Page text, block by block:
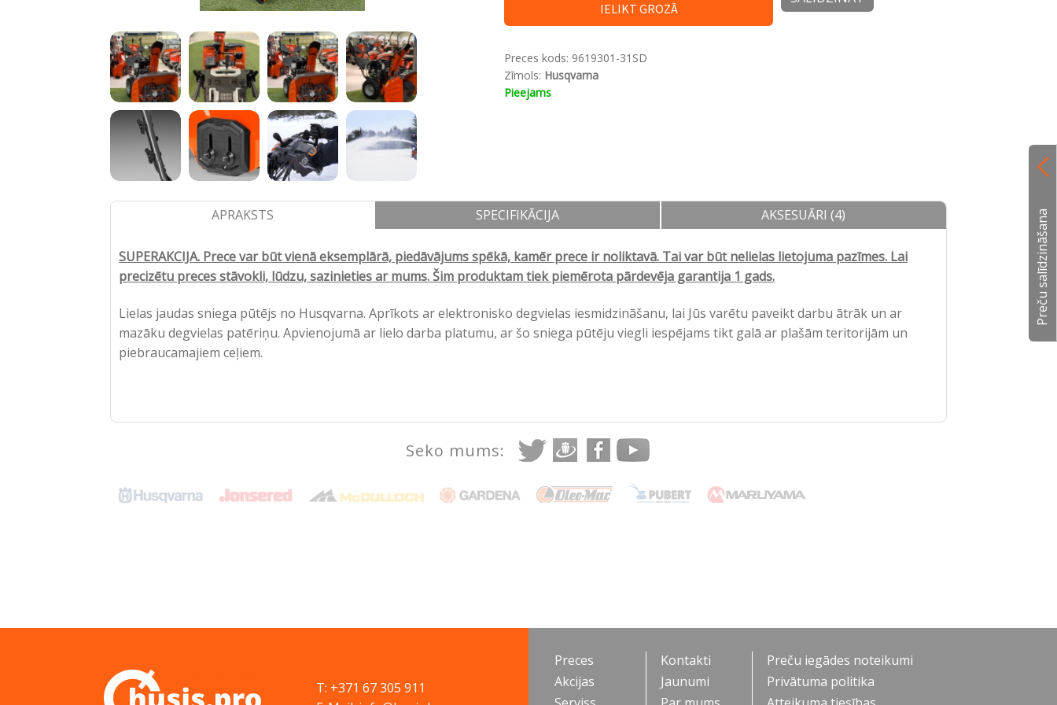
Preču salīdzināšana
IELIKT GROZĀ
Preces kods: 9619301-31SD
Zīmols: Husqvarna
Pieejams
APRAKSTS SPECIFIKĀCIJA AKSESUĀRI (4)
SUPERAKCIJA. Prece var būt vienā eksemplārā, piedāvājums spēkā, kamēr prece ir noliktavā. Tai var būt nelielas lietojuma pazīmes. Lai
precizētu preces stāvokli, lūdzu, sazinieties ar mums. Šim produktam tiek piemērota pārdevēja garantija 1 gads.
Lielas jaudas sniega pūtējs no Husqvarna. Aprīkots ar elektronisko degvielas iesmidzināšanu, lai Jūs varētu paveikt darbu ātrāk un ar
mazāku degvielas patēriņu. Apvienojumā ar lielo darba platumu, ar šo sniega pūtēju viegli iespējams tikt galā ar plašām teritorijām un
piebraucamajiem ceļiem.
Seko mums:
T: +371 67 305 911
Preces
Akcijas
Kontakti
Jaunumi
Preču iegādes noteikumi
Privātuma politika